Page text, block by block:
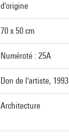
d'origine
70 x 50 cm
Numéroté : 25A
Don de l'artiste, 1993
Architecture